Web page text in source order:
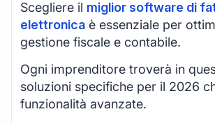
Scegliere il miglior software di
elettronica è essenziale per
gestione fiscale e contabile.
Ogni imprenditore troverà in
soluzioni specifiche per il 2026
funzionalità avanzate.